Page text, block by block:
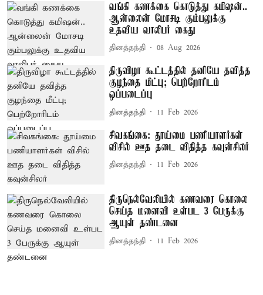
வங்கி கணக்கை கொடுத்து கமிஷன்..
ஆன்லைன் மோசடி கும்பலுக்கு
உதவிய வாலிபர் கைது
தினத்தந்தி 08 Aug 2026
திருவிழா கூட்டத்தில் தனியே தவித்த
குழந்தை மீட்பு; பெற்றோரிடம்
ஒப்படைப்பு
தினத்தந்தி 11 Feb 2026
சிவகங்கை: தூய்மை பணியாளர்கள்
விசில் ஊத தடை விதித்த கவுன்சிலர்
தினத்தந்தி 11 Feb 2026
திருநெல்வேலியில் கணவரை கொலை
செய்த மனைவி உள்பட 3 பேருக்கு
ஆயுள் தண்டனை
தினத்தந்தி 11 Feb 2026